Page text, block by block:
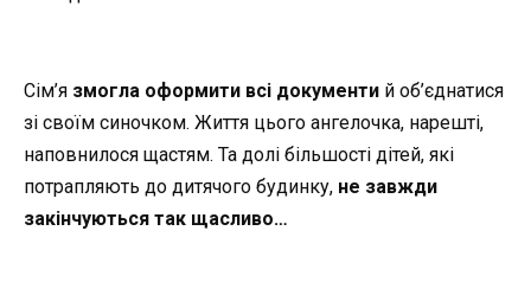
Сім’я змогла оформити всі документи й об’єднатися
зі своїм синочком. Життя цього ангелочка, нарешті,
наповнилося щастям. Та долі більшості дітей, які
потрапляють до дитячого будинку, не завжди
закінчуються так щасливо…